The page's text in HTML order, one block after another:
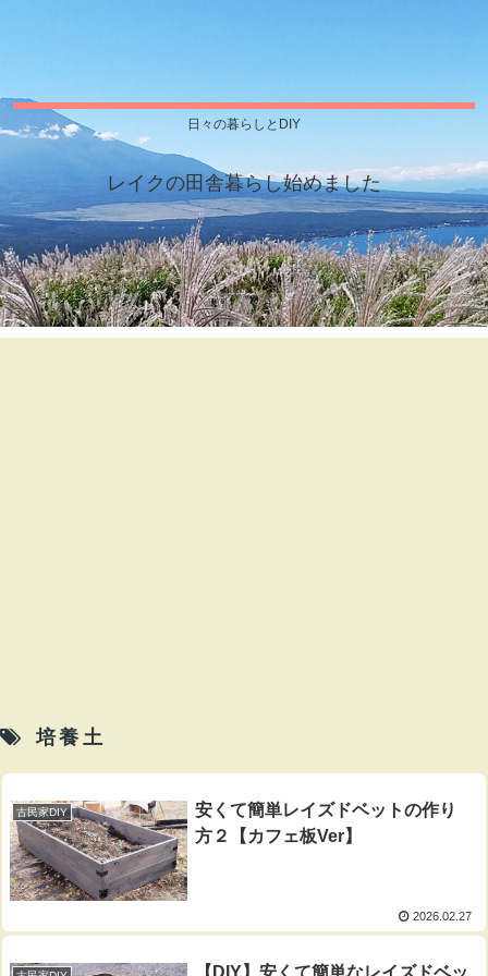
日々の暮らしとDIY
レイクの田舎暮らし始めました
培養土
古民家DIY
安くて簡単レイズドベットの作り
方２【カフェ板Ver】
2026.02.27